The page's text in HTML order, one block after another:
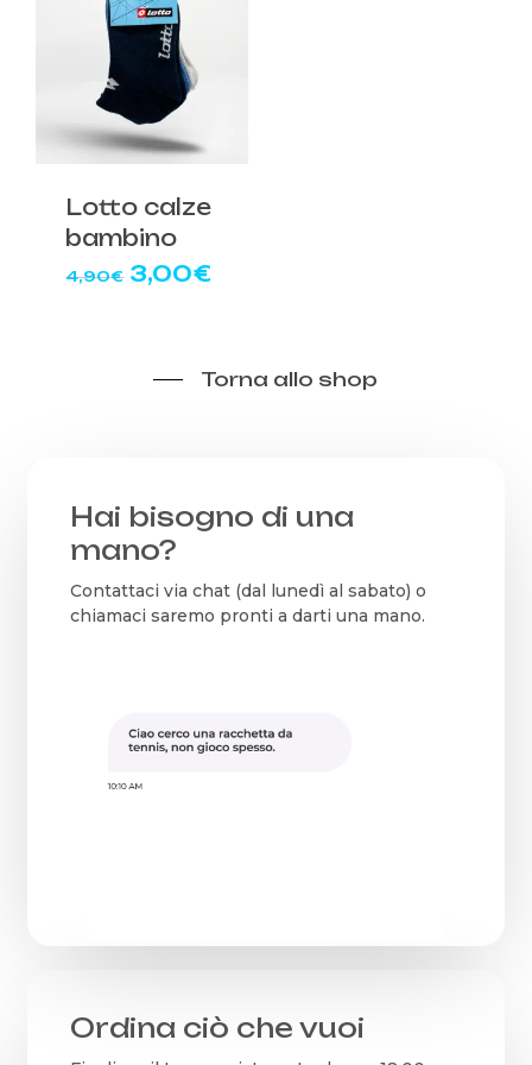
Lotto calze
bambino
4,90€ Il
4,90€.
3,00€
3,00€.
Torna allo shop
Hai bisogno di una
mano?
Contattaci via chat (dal lunedì al sabato) o
chiamaci saremo pronti a darti una mano.
Ordina ciò che vuoi